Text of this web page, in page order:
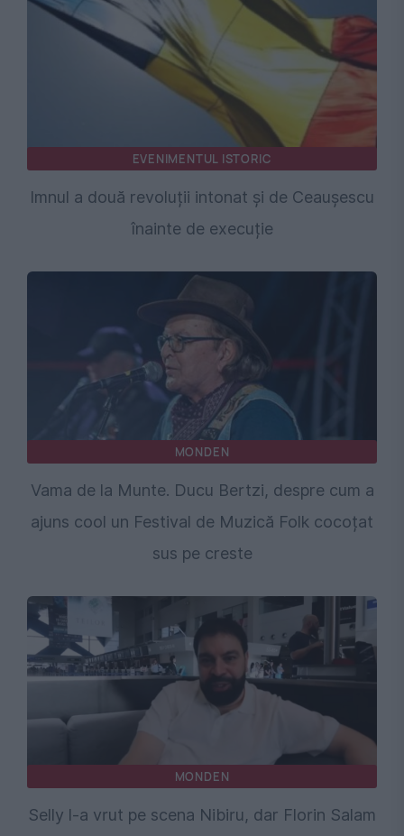
EVENIMENTUL ISTORIC
Imnul a două revoluții intonat și de Ceaușescu
înainte de execuție
MONDEN
Vama de la Munte. Ducu Bertzi, despre cum a
ajuns cool un Festival de Muzică Folk cocoțat
sus pe creste
MONDEN
Selly l-a vrut pe scena Nibiru, dar Florin Salam